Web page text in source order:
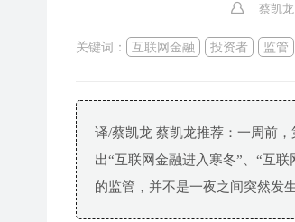
蔡凯
关键词： 互联网金融 投资者 监管
译/蔡凯龙 蔡凯龙推荐：一周前
出“互联网金融进入寒冬”、“互
的监管，并不是一夜之间突然发